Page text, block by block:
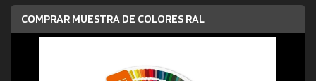
COMPRAR MUESTRA DE COLORES RAL